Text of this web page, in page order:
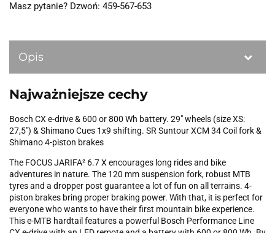
Masz pytanie? Dzwoń: 459-567-653
Opis
Najważniejsze cechy
Bosch CX e-drive & 600 or 800 Wh battery. 29" wheels (size XS:
27,5") & Shimano Cues 1x9 shifting. SR Suntour XCM 34 Coil fork &
Shimano 4-piston brakes
The FOCUS JARIFA² 6.7 X encourages long rides and bike
adventures in nature. The 120 mm suspension fork, robust MTB
tyres and a dropper post guarantee a lot of fun on all terrains. 4-
piston brakes bring proper braking power. With that, it is perfect for
everyone who wants to have their first mountain bike experience.
This e-MTB hardtail features a powerful Bosch Performance Line